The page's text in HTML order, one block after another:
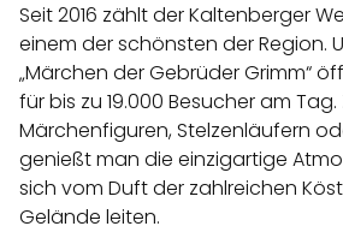
Seit 2016 zählt der Kaltenberger
einem der schönsten der Region.
„Märchen der Gebrüder Grimm“
für bis zu 19.000 Besucher am
Märchenfiguren, Stelzenläufern
genießt man die einzigartige
sich vom Duft der zahlreichen
Gelände leiten.